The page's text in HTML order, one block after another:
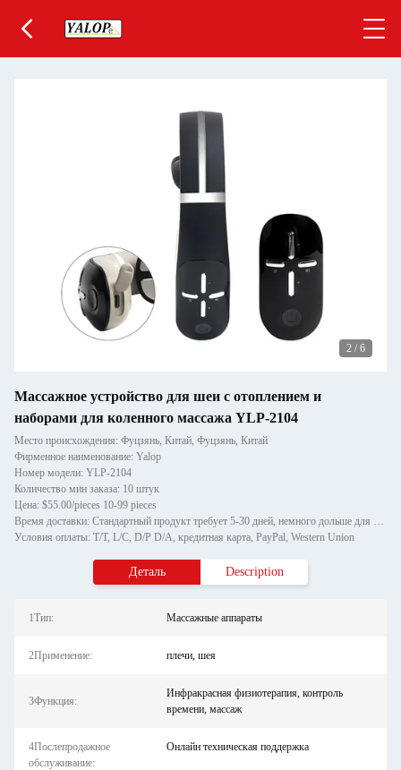
2 / 6
Массажное устройство для шеи с отоплением и
наборами для коленного массажа YLP-2104
Место происхождения: Фуцзянь, Китай, Фуцзянь, Китай
Фирменное наименование: Yalop
Номер модели: YLP-2104
Количество мин заказа: 10 штук
Цена: $55.00/pieces 10-99 pieces
Время доставки: Стандартный продукт требует 5-30 дней, немного дольше для индивидуальных продуктов.
Условия оплаты: T/T, L/C, D/P D/A, кредитная карта, PayPal, Western Union
Деталь Description
1Тип: Массажные аппараты
2Применение: плечи, шея
3Функция:
Инфракрасная физиотерапия, контроль
времени, массаж
4Послепродажное
обслуживание:
Онлайн техническая поддержка